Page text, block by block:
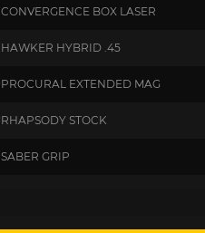
CONVERGENCE BOX LASER
HAWKER HYBRID .45
PROCURAL EXTENDED MAG
RHAPSODY STOCK
SABER GRIP